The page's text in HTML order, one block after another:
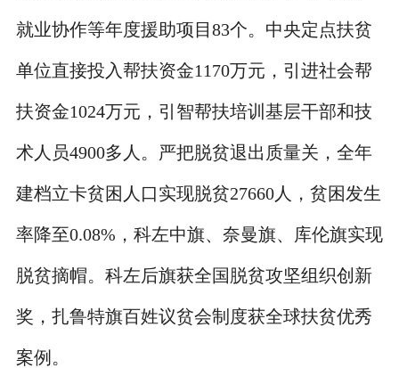
就业协作等年度援助项目83个。中央定点扶贫
单位直接投入帮扶资金1170万元，引进社会帮
扶资金1024万元，引智帮扶培训基层干部和技
术人员4900多人。严把脱贫退出质量关，全年
建档立卡贫困人口实现脱贫27660人，贫困发生
率降至0.08%，科左中旗、奈曼旗、库伦旗实现
脱贫摘帽。科左后旗获全国脱贫攻坚组织创新
奖，扎鲁特旗百姓议贫会制度获全球扶贫优秀
案例。